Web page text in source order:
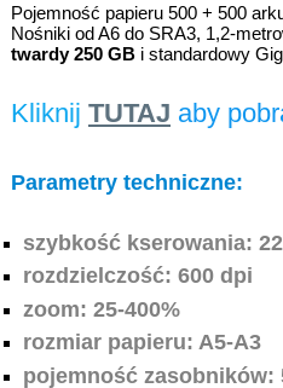
Pojemność papieru 500 + 500
Nośniki od A6 do SRA3, 1,2-
twardy 250 GB i standardowy
Kliknij TUTAJ aby
Parametry techniczne:
szybkość kserowania:
rozdzielczość: 600 dpi
zoom: 25-400%
rozmiar papieru: A5-A3
pojemność zasobników: